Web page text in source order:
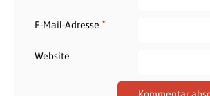
E-Mail-Adresse *
Website